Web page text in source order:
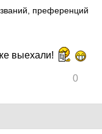
преференций
выехали!
0